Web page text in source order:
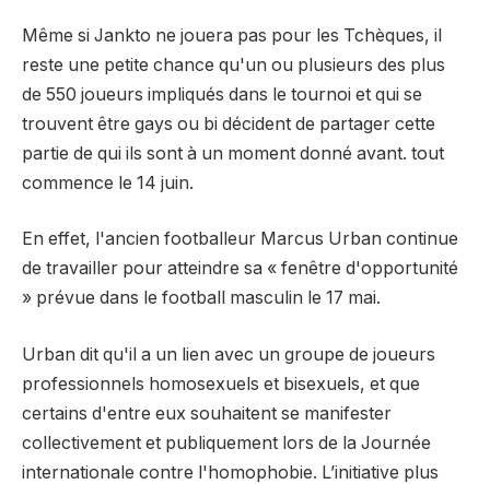
Même si Jankto ne jouera pas pour les Tchèques, il
reste une petite chance qu'un ou plusieurs des plus
de 550 joueurs impliqués dans le tournoi et qui se
trouvent être gays ou bi décident de partager cette
partie de qui ils sont à un moment donné avant. tout
commence le 14 juin.
En effet, l'ancien footballeur Marcus Urban continue
de travailler pour atteindre sa « fenêtre d'opportunité
» prévue dans le football masculin le 17 mai.
Urban dit qu'il a un lien avec un groupe de joueurs
professionnels homosexuels et bisexuels, et que
certains d'entre eux souhaitent se manifester
collectivement et publiquement lors de la Journée
internationale contre l'homophobie. L’initiative plus